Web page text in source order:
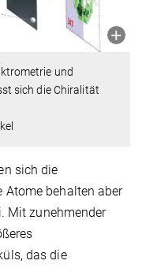
und
sich die Chiralität
sich die
Atome behalten aber
Mit zunehmender
das die